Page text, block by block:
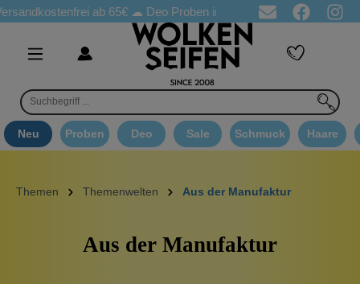
ab 65€☁ Deo Proben in jeder Bestellung ☁ Goodie
Neu Proben Deo Sale Schmuck Haare
Themen Themenwelten Aus der Manufaktur
Aus der Manufaktur